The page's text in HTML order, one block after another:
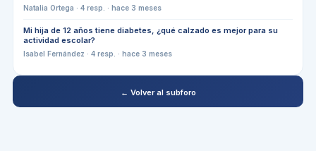
Natalia Ortega · 4resp. · hace 3 meses
Mi hija de 12 años tiene diabetes, ¿qué calzado es mejor para su
actividad escolar?
Isabel Fernández · 4resp. · hace 3 meses
← Volver al subforo